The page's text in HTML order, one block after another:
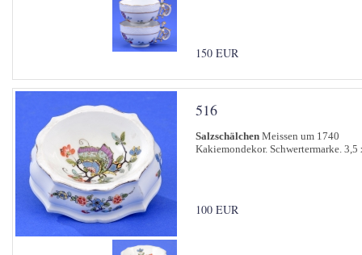
150 EUR
516
Salzschälchen Meissen um 1740
Kakiemondekor. Schwertermarke. 3,5
100 EUR